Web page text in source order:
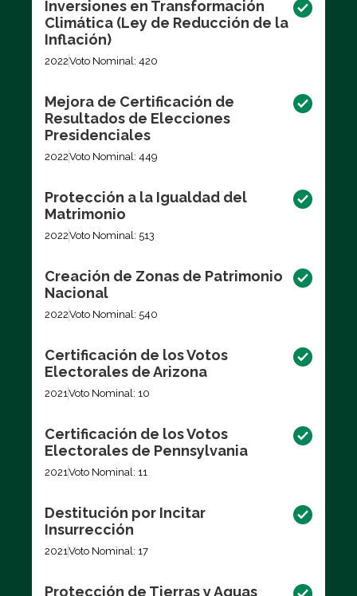
Inversiones en Transformación
Climática (Ley de Reducción de la
Inflación)
2022Voto Nominal: 420
Mejora de Certificación de
Resultados de Elecciones
Presidenciales
2022Voto Nominal: 449
Protección a la Igualdad del
Matrimonio
2022Voto Nominal: 513
Creación de Zonas de Patrimonio
Nacional
2022Voto Nominal: 540
Certificación de los Votos
Electorales de Arizona
2021Voto Nominal: 10
Certificación de los Votos
Electorales de Pennsylvania
2021Voto Nominal: 11
Destitución por Incitar
Insurrección
2021Voto Nominal: 17
Protección de Tierras y Aguas